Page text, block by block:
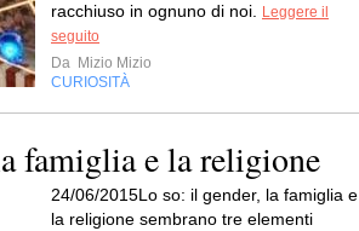
racchiuso in ognuno di noi.
Leggere il
seguito
Da Mizio Mizio
CURIOSITÀ
famiglia e la religione
24/06/2015Lo so: il gender, la famiglia e
la religione sembrano tre elementi